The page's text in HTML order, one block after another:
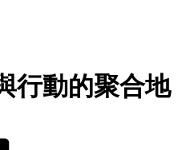
行動的聚合地